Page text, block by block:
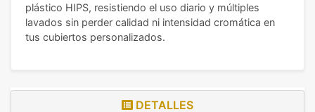
plástico HIPS, resistiendo el uso diario y múltiples
lavados sin perder calidad ni intensidad cromática en
tus cubiertos personalizados.
DETALLES